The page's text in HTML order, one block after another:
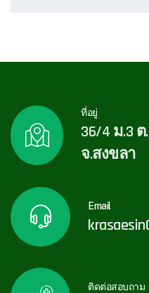
ที่อยู่
36/4 ม.3
จ.สงขลา
Email
ติดต่อสอบถาม